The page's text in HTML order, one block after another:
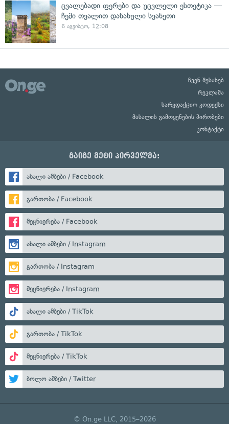
ცვალებადი ფერები და უცვლელი ესთეტიკა —
ჩემი თვალით დანახული სვანეთი
6 აგვისტო, 12:08
ჩვენ შესახებ
რეკლამა
სარედაქციო კოდექსი
მასალის გამოყენების პირობები
კონტაქტი
გაიგე მეტი პირველმა:
ახალი ამბები / Facebook
გართობა / Facebook
მეცნიერება / Facebook
ახალი ამბები / Instagram
გართობა / Instagram
მეცნიერება / Instagram
ახალი ამბები / TikTok
გართობა / TikTok
მეცნიერება / TikTok
ბოლო ამბები / Twitter
© On.ge LLC, 2015–2026